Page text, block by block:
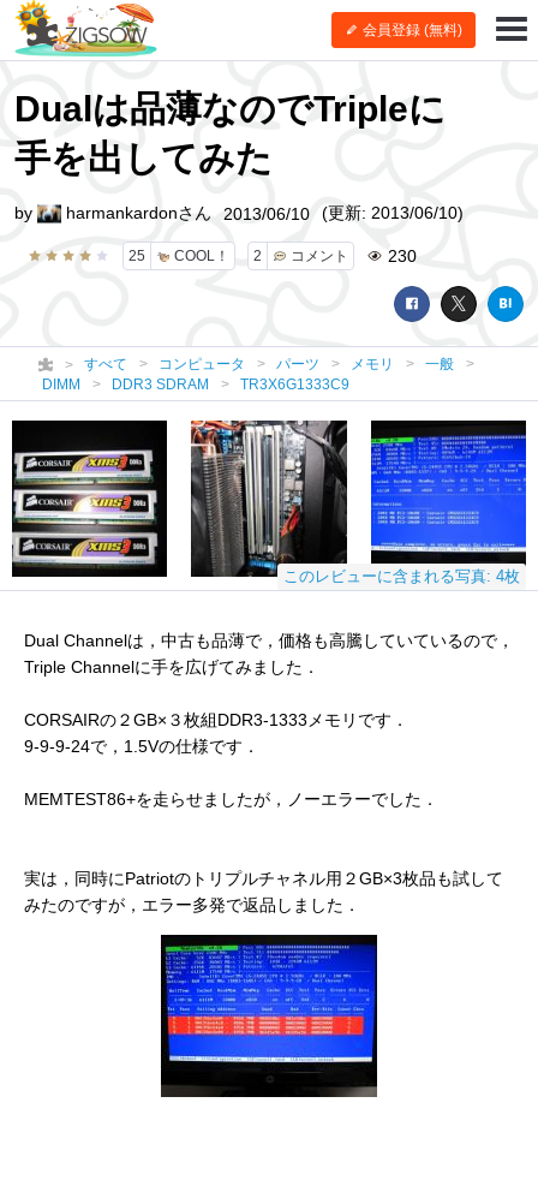
会員登録 (無料)
Dualは品薄なのでTripleに
手を出してみた
25 COOL！ 2 コメント 230
by harmankardonさん 2013/06/10 (更新: 2013/06/10)
すべて コンピュータ パーツ メモリ
一般
DIMM
DDR3 SDRAM TR3X6G1333C9
このレビューに含まれる写真: 4枚
Dual Channelは，中古も品薄で，価格も高騰していているので，
Triple Channelに手を広げてみました．
CORSAIRの２GB×３枚組DDR3-1333メモリです．
9-9-9-24で，1.5Vの仕様です．
MEMTEST86+を走らせましたが，ノーエラーでした．
実は，同時にPatriotのトリプルチャネル用２GB×3枚品も試して
みたのですが，エラー多発で返品しました．